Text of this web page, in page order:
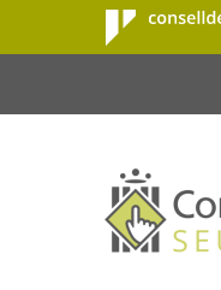
Salta al contingut principal